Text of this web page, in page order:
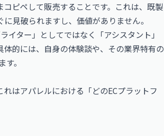
ピペして販売することです。これは、既製
見破られますし、価値がありません。
イター」としてではなく「アシスタント」
的には、自身の体験談や、その業界特有の
。
はアパレルにおける「どのECプラットフ